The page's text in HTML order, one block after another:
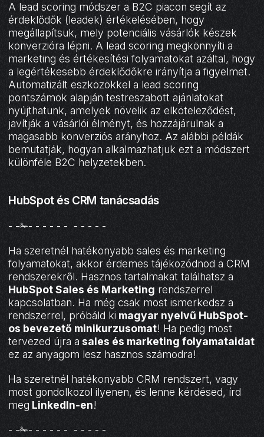
A lead scoring módszer a B2C piacon segít az
érdeklődők (leadek) értékelésében, hogy
megállapítsuk, mely potenciális vásárlók készek
konverzióra lépni. A lead scoring megkönnyíti a
marketing és értékesítési folyamatokat azáltal, hogy
a legértékesebb érdeklődőkre irányítja a figyelmet.
Automatizált eszközökkel a lead scoring
pontszámok alapján testreszabott ajánlatokat
nyújthatunk, amelyek növelik az elköteleződést,
javítják a vásárlói élményt, és hozzájárulnak a
magasabb konverziós arányhoz. Az alábbi példák
bemutatják, hogyan alkalmazhatjuk ezt a módszert
különféle B2C helyzetekben.
HubSpot és CRM tanácsadás
- -✁- - - - - - - - - - -
Ha szeretnél hatékonyabb sales és marketing
folyamatokat, akkor érdemes tájékozódnod a CRM
rendszerekről. Hasznos tartalmakat találhatsz a
HubSpot Sales és Marketing rendszerrel
kapcsolatban. Ha még csak most ismerkedsz a
rendszerrel, próbáld ki magyar nyelvű HubSpot-
os bevezető minikurzusomat! Ha pedig most
tervezed újra a sales és marketing folyamataidat
ez az anyagom lesz hasznos számodra!
Ha szeretnél hatékonyabb CRM rendszert, vagy
most gondolkozol ilyenen, és lenne kérdésed, írd
meg LinkedIn-en!
- -✁- - - - - - - - - - -